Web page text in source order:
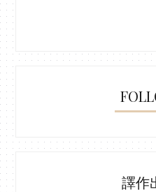
譯作